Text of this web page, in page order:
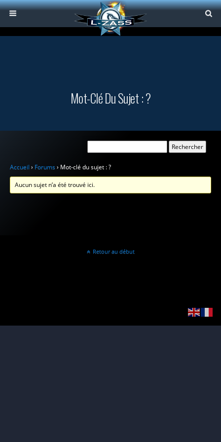
Mot-Clé Du Sujet : ?
Accueil › Forums › Mot-clé du sujet : ?
Aucun sujet n’a été trouvé ici.
Retour au début